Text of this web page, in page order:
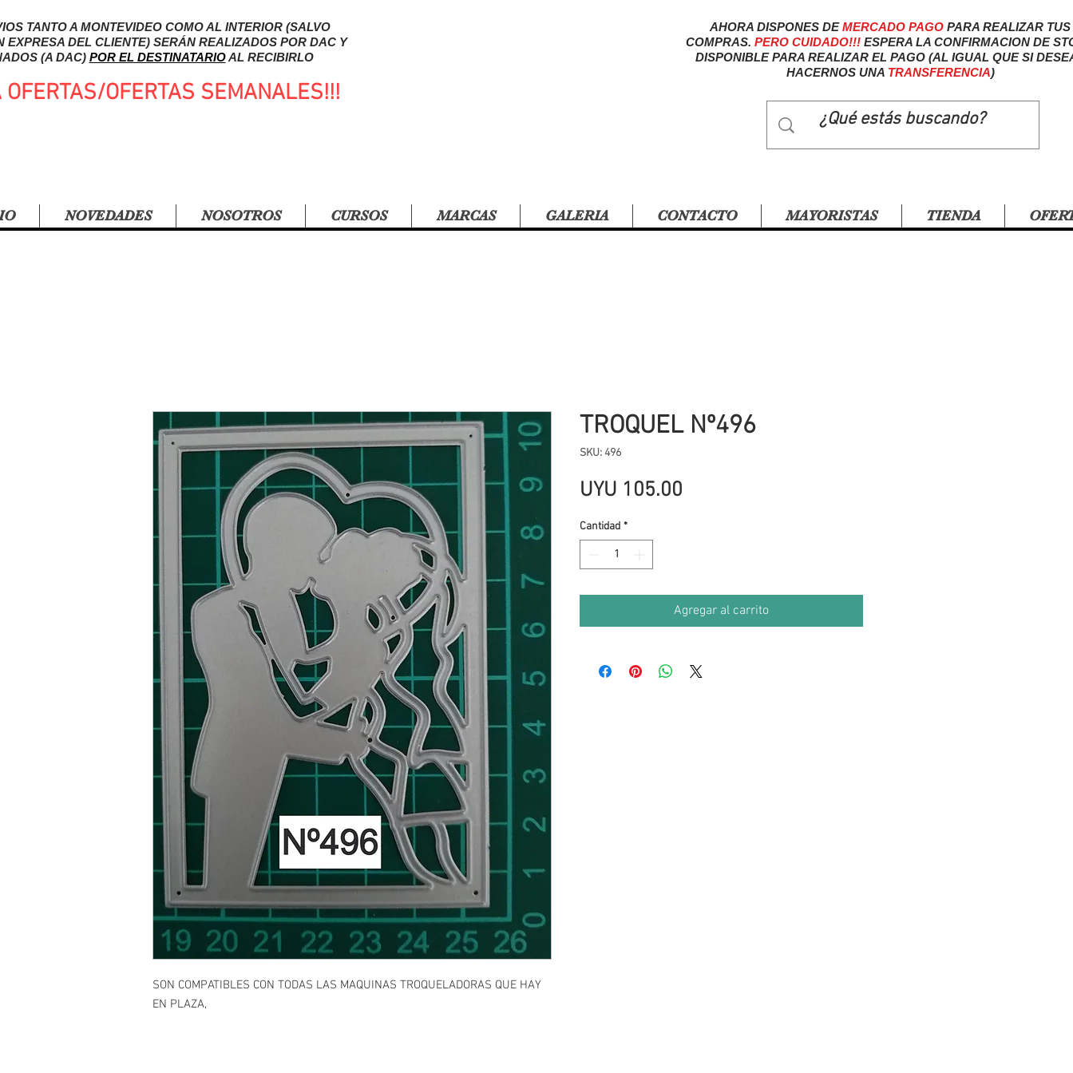
TANTO A MONTEVIDEO COMO AL INTERIOR (SALVO
EXPRESA DEL CLIENTE) SERÁN REALIZADOS POR DAC Y
(A DAC) POR EL DESTINATARIOAL RECIBIRLO
OFERTAS/OFERTAS SEMANALES!!!
AHORA DISPONES DEMERCADO PAGO PARA REALIZAR TUS
COMPRAS. PERO CUIDADO!!!ESPERA LA CONFIRMACION DE
DISPONIBLE PARA REALIZAR EL PAGO (AL IGUAL QUE SI
HACERNOS UNA TRANSFERENCIA)
NOVEDADES NOSOTROS CURSOS MARCAS GALERIA CONTACTO MAYORISTAS TIENDA
SON COMPATIBLES CON TODAS LAS MAQUINAS TROQUELADORAS QUE HAY
EN PLAZA,
TROQUEL Nº496
SKU: 496
UYU 105.00
Cantidad *
Agregar al carrito